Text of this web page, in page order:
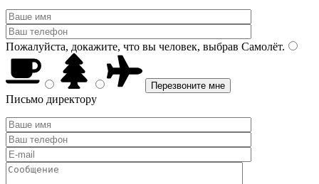
Пожалуйста, докажите, что вы человек, выбрав Самолёт.
Письмо директору